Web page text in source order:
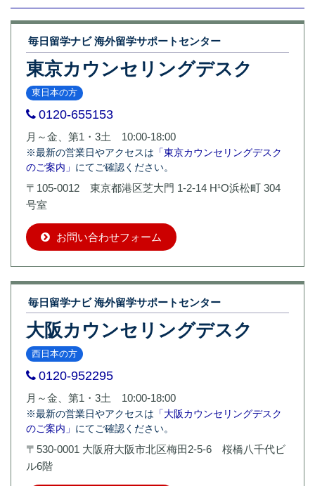
毎日留学ナビ 海外留学サポートセンター
東京カウンセリングデスク
東日本の方
0120-655153
月～金、第1・3土 10:00-18:00
※最新の営業日やアクセスは 「東京カウンセリングデスク
のご案内」 にてご確認ください。
〒105-0012 東京都港区芝大門 1-2-14 H¹O浜松町 304
号室
お問い合わせフォーム
毎日留学ナビ 海外留学サポートセンター
大阪カウンセリングデスク
西日本の方
0120-952295
月～金、第1・3土 10:00-18:00
※最新の営業日やアクセスは 「大阪カウンセリングデスク
のご案内」 にてご確認ください。
〒530-0001 大阪府大阪市北区梅田2-5-6 桜橋八千代ビ
ル6階